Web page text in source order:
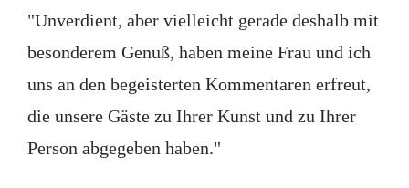
"Unverdient, aber vielleicht gerade deshalb mit
besonderem Genuß, haben meine Frau und ich
uns an den begeisterten Kommentaren erfreut,
die unsere Gäste zu Ihrer Kunst und zu Ihrer
Person abgegeben haben."